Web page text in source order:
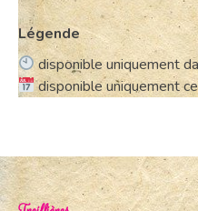
Légende
disponible uniquement
disponible uniquement